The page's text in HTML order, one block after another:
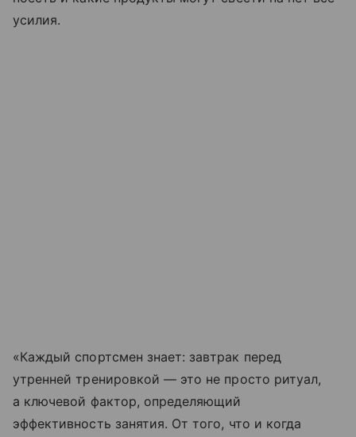
усилия.
«Каждый спортсмен знает: завтрак перед
утренней тренировкой — это не просто ритуал,
а ключевой фактор, определяющий
эффективность занятия. От того, что и когда